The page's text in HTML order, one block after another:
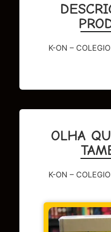
K-ON – COLEGIO
OLHA
K-ON – COLEGIO